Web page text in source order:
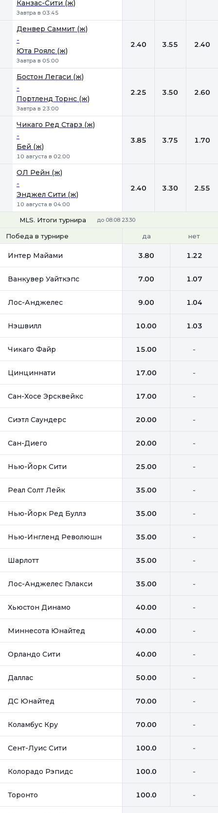
Канзас-Сити (ж)
Завтра в 03:45
Денвер Саммит (ж)
-
Юта Роялс (ж)
Завтра в 05:00
2.40 3.55 2.40
Бостон Легаси (ж)
-
Портленд Торнс (ж)
Завтра в 23:00
2.25 3.50 2.60
Чикаго Ред Старз (ж)
-
Бей (ж)
10 августа в 02:00
3.85 3.75 1.70
ОЛ Рейн (ж)
-
Энджел Сити (ж)
10 августа в 04:00
2.40 3.30 2.55
MLS. Итоги турнира до 08.08 23:30
Победа в турнире да нет
Интер Майами 3.80 1.22
Ванкувер Уайткэпс 7.00 1.07
Лос-Анджелес 9.00 1.04
Нэшвилл 10.00 1.03
Чикаго Файр 15.00 -
Цинциннати 17.00 -
Сан-Хосе Эрсквейкс 17.00 -
Сиэтл Саундерс 20.00 -
Сан-Диего 20.00 -
Нью-Йорк Сити 25.00 -
Реал Солт Лейк 35.00 -
Нью-Йорк Ред Буллз 35.00 -
Нью-Ингленд Революшн 35.00 -
Шарлотт 35.00 -
Лос-Анджелес Гэлакси 35.00 -
Хьюстон Динамо 40.00 -
Миннесота Юнайтед 40.00 -
Орландо Сити 40.00 -
Даллас 50.00 -
ДС Юнайтед 70.00 -
Коламбус Кру 70.00 -
Сент-Луис Сити 100.0 -
Колорадо Рэпидс 100.0 -
Торонто 100.0 -